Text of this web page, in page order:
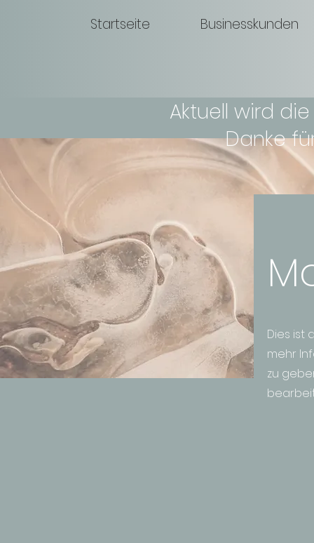
Startseite Businesskunden
Aktuell wird
Danke
Dies ist
mehr
zu